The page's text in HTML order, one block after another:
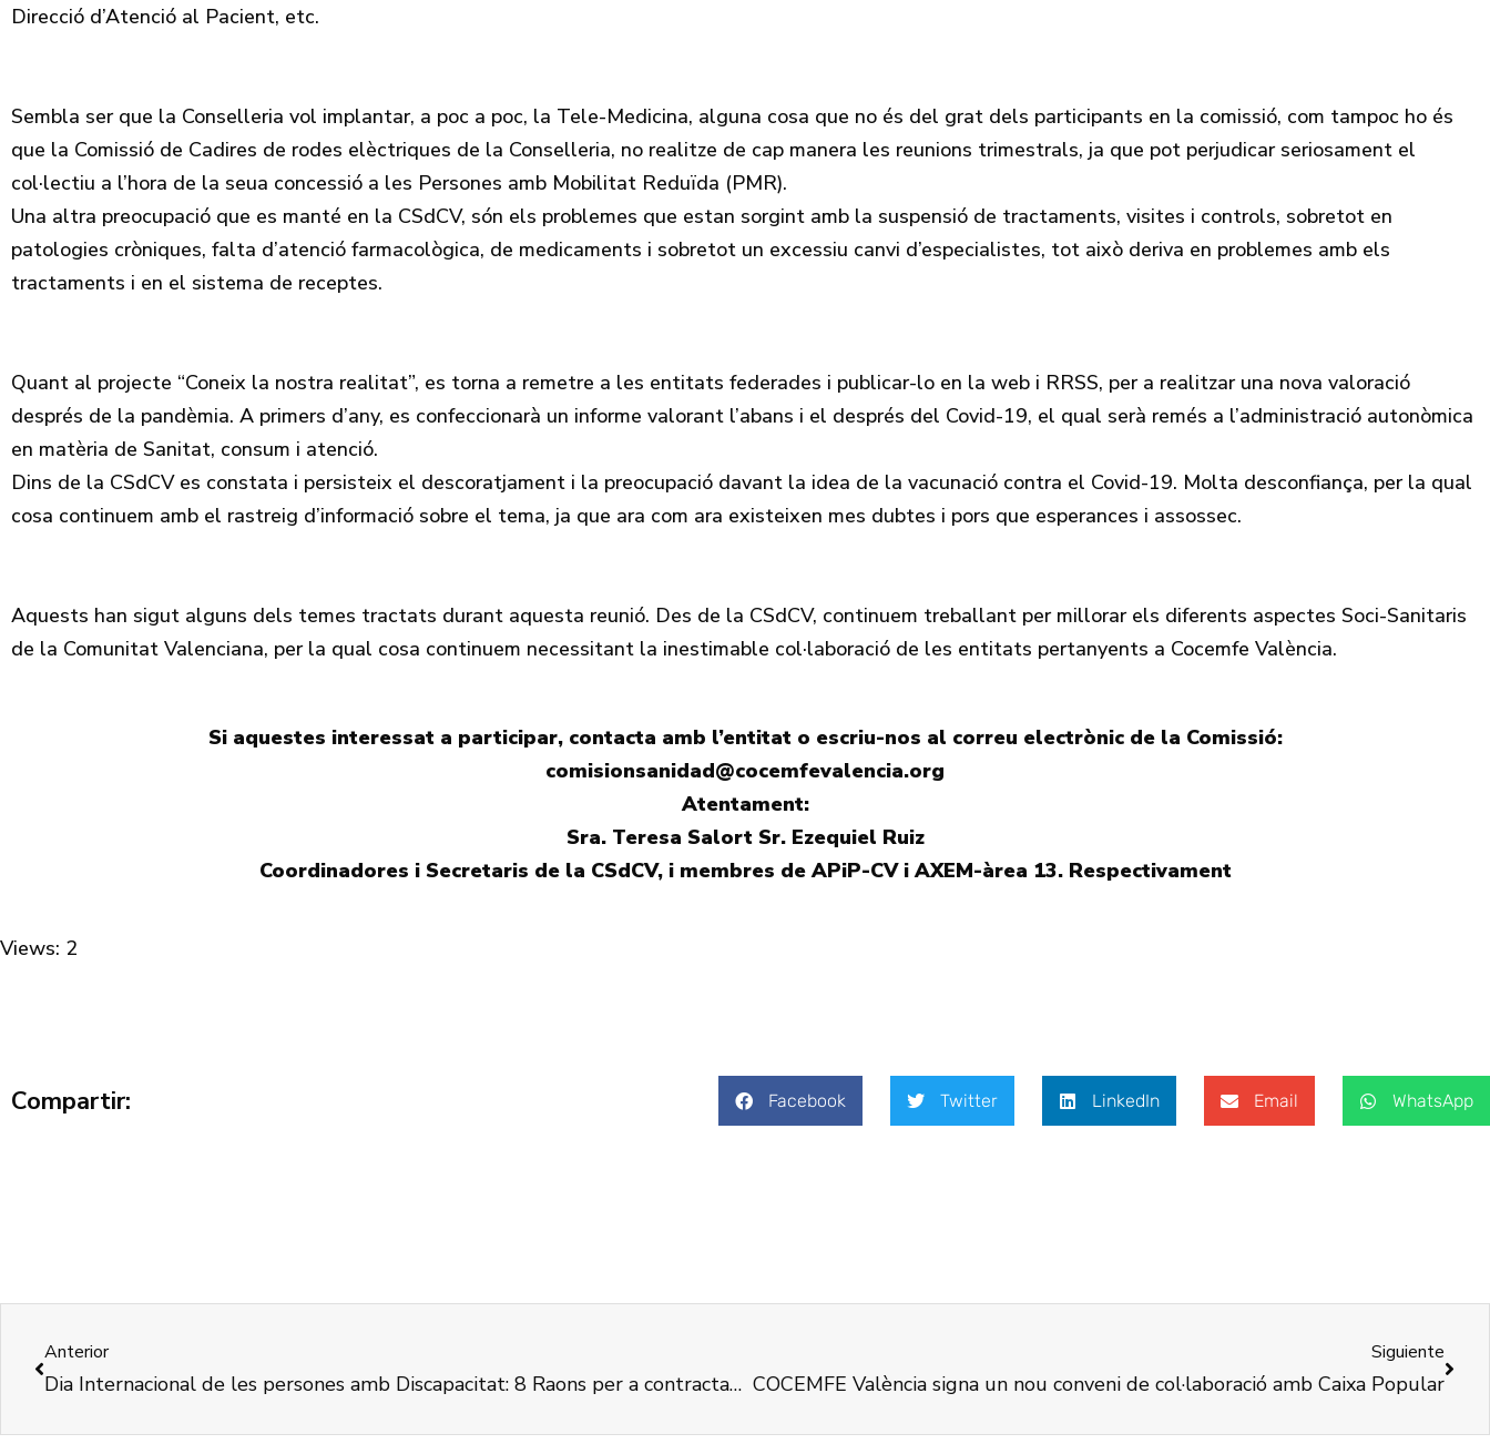
Direcció d’Atenció al Pacient, etc.
Sembla ser que la Conselleria vol implantar, a poc a poc, la Tele-Medicina, alguna cosa que no és del grat dels participants en la comissió, com tampoc ho és
que la Comissió de Cadires de rodes elèctriques de la Conselleria, no realitze de cap manera les reunions trimestrals, ja que pot perjudicar seriosament el
col·lectiu a l’hora de la seua concessió a les Persones amb Mobilitat Reduïda (PMR).
Una altra preocupació que es manté en la CSdCV, són els problemes que estan sorgint amb la suspensió de tractaments, visites i controls, sobretot en
patologies cròniques, falta d’atenció farmacològica, de medicaments i sobretot un excessiu canvi d’especialistes, tot això deriva en problemes amb els
tractaments i en el sistema de receptes.
Quant al projecte “Coneix la nostra realitat”, es torna a remetre a les entitats federades i publicar-lo en la web i RRSS, per a realitzar una nova valoració
després de la pandèmia. A primers d’any, es confeccionarà un informe valorant l’abans i el després del Covid-19, el qual serà remés a l’administració autonòmica
en matèria de Sanitat, consum i atenció.
Dins de la CSdCV es constata i persisteix el descoratjament i la preocupació davant la idea de la vacunació contra el Covid-19. Molta desconfiança, per la qual
cosa continuem amb el rastreig d’informació sobre el tema, ja que ara com ara existeixen mes dubtes i pors que esperances i assossec.
Aquests han sigut alguns dels temes tractats durant aquesta reunió. Des de la CSdCV, continuem treballant per millorar els diferents aspectes Soci-Sanitaris
de la Comunitat Valenciana, per la qual cosa continuem necessitant la inestimable col·laboració de les entitats pertanyents a Cocemfe València.
Si aquestes interessat a participar, contacta amb l’entitat o escriu-nos al correu electrònic de la Comissió:
comisionsanidad@cocemfevalencia.org
Atentament:
Sra. Teresa Salort Sr. Ezequiel Ruiz
Coordinadores i Secretaris de la CSdCV, i membres de APiP-CV i AXEM-àrea 13. Respectivament
Views: 2
Compartir: Facebook Twitter LinkedIn Email WhatsApp
Anterior
Dia Internacional de les persones amb Discapacitat: 8 Raons per a contractar dones amb discapacitat
Siguiente
COCEMFE València signa un nou conveni de col·laboració amb Caixa Popular